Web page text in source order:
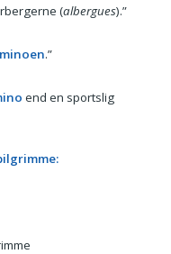
(albergues).”
.”
end en sportslig